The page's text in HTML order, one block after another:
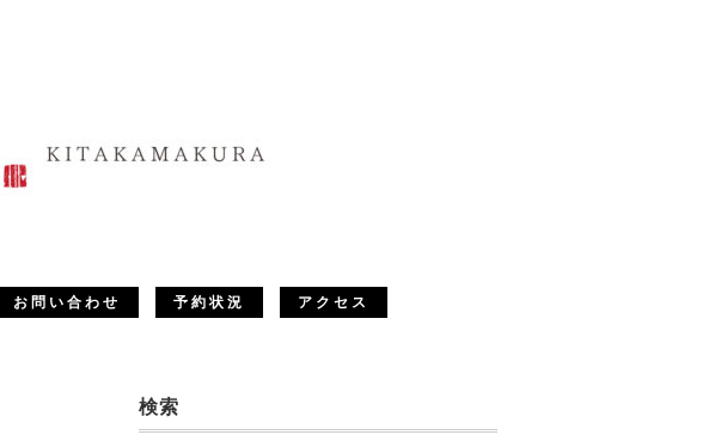
お問い合わせ 予約状況 アクセス
検索